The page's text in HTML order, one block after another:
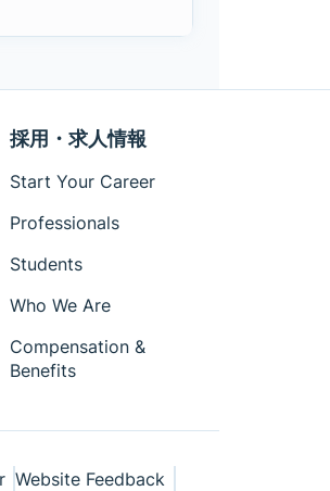
採用・求人情報
Start Your Career
Professionals
Students
Who We Are
Compensation &
Benefits
Website Feedback